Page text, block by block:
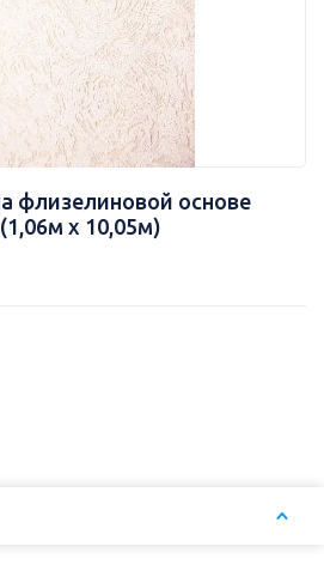
флизелиновой основе
x 10,05м)